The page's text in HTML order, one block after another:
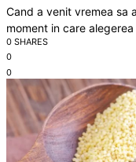
Cand a venit vremea sa
moment in care
0 SHARES
0
0